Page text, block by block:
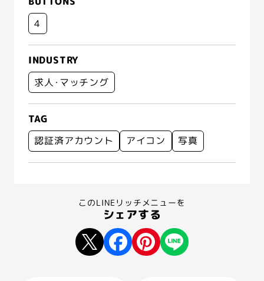
4
INDUSTRY
求人･マッチング
TAG
認証済アカウント
アイコン 写真
このLINEリッチメニューを
シェアする